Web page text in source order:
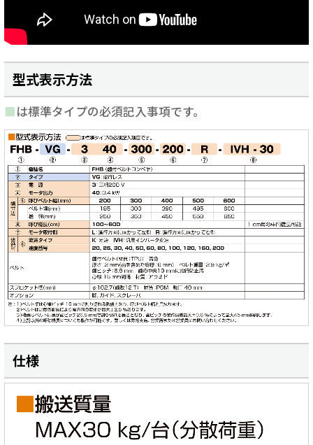
型式表示方法
■は標準タイプの必須記入事項です。
仕様